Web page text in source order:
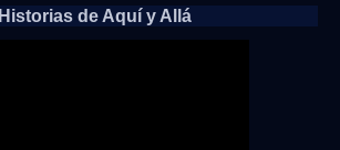
Historias de Aquí y Allá